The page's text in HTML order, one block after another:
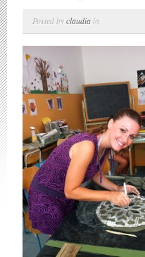
Posted byclaudia in